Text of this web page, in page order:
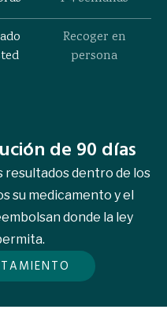
Recoger en
persona
de 90 días
resultados dentro de los
su medicamento y el
donde la ley